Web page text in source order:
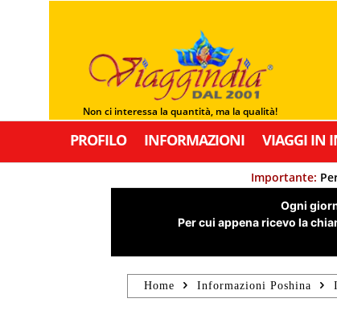
Non ci interessa la quantità, ma la qualità!
PROFILO INFORMAZIONI VIAGGI IN
Importante:
Ogni
Per cui appena ricevo la
Home Informazioni Poshina